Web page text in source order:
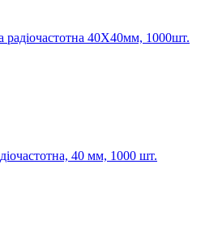
радіочастотна 40Х40мм, 1000шт.
40 мм, 1000 шт.